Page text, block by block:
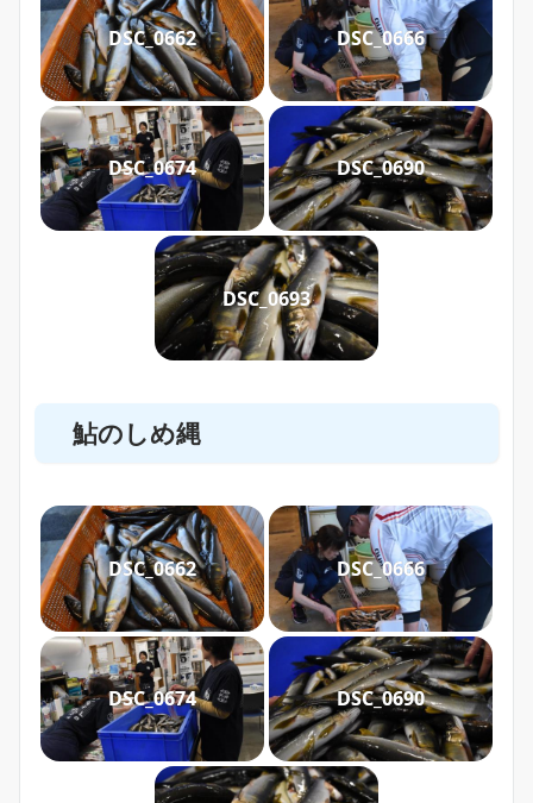
DSC_0662 DSC_0666
DSC_0674 DSC_0690
DSC_0693
鮎のしめ縄
DSC_0662 DSC_0666
DSC_0674 DSC_0690